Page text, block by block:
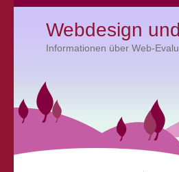
Webdesign
Informationen über Web-